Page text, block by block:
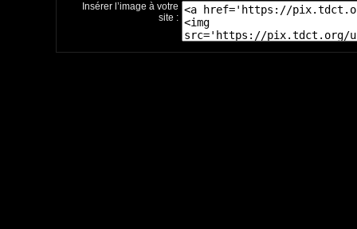
Insérer l’image à votre
site :